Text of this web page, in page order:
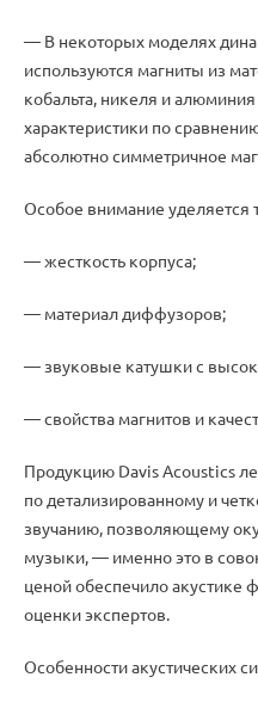
— В некоторых моделях
используются магниты из
кобальта, никеля и
характеристики по
абсолютно симметричное
Особое внимание уделяется
— жесткость корпуса;
— материал диффузоров;
— звуковые катушки с
— свойства магнитов и
Продукцию Davis Acoustics
по детализированному и
звучанию, позволяющему
музыки, — именно это в
ценой обеспечило акустике
оценки экспертов.
Особенности акустических